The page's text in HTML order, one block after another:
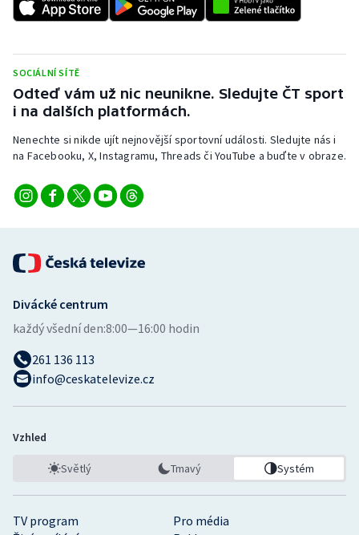
SOCIÁLNÍ SÍTĚ
Odteď vám už nic neunikne. Sledujte ČT sport
i na dalších platformách.
Nenechte si nikde ujít nejnovější sportovní události. Sledujte nás i
na Facebooku, X, Instagramu, Threads či YouTube a buďte v obraze.
TV program
Pro média
Divácké centrum
každý všední den:8:00—16:00 hodin
261 136 113
info@ceskatelevize.cz
Vzhled
Světlý Tmavý Systém